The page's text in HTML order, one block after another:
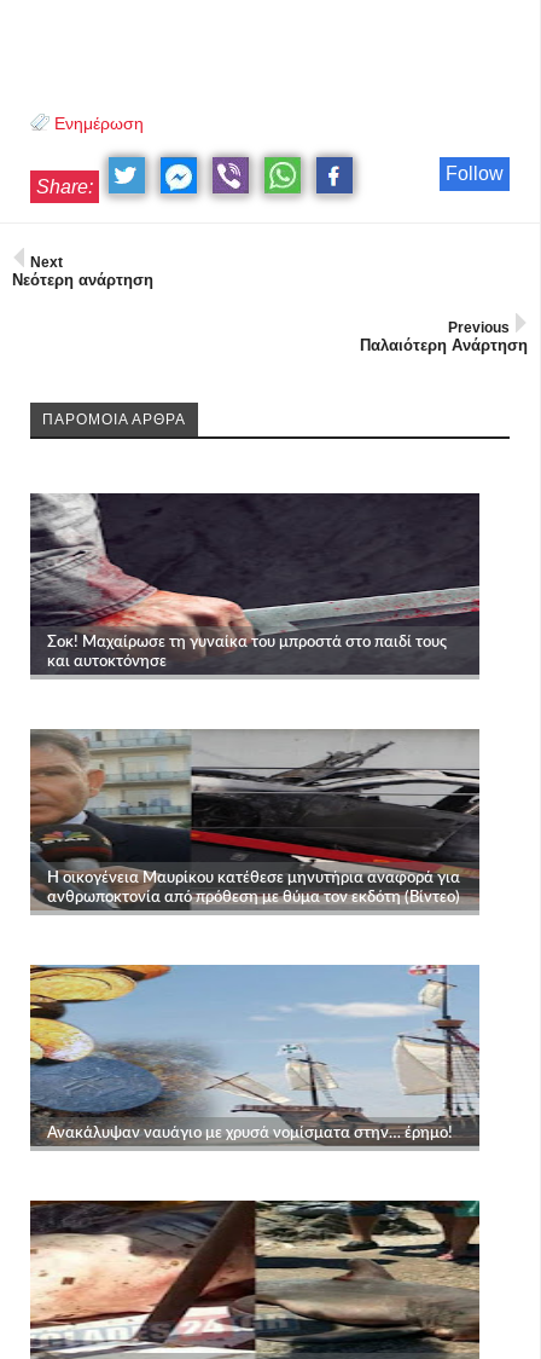
Ενημέρωση
Follow
Share:
Next
Νεότερη ανάρτηση
Previous
Παλαιότερη Ανάρτηση
ΠΑΡΟΜΟΙΑ ΑΡΘΡΑ